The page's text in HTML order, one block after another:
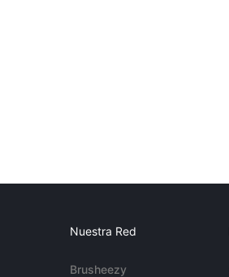
Nuestra Red
Brusheezy